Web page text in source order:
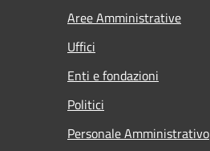
Aree Amministrative
Uffici
Enti e fondazioni
Politici
Personale Amministrativo